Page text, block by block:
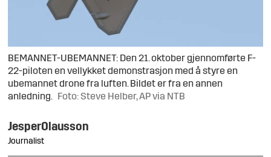
BEMANNET-UBEMANNET: Den 21. oktober gjennomførte F-
22-piloten en vellykket demonstrasjon med å styre en
ubemannet drone fra luften. Bildet er fra en annen
anledning.
Foto: Steve Helber, AP via NTB
JesperOlausson
Journalist